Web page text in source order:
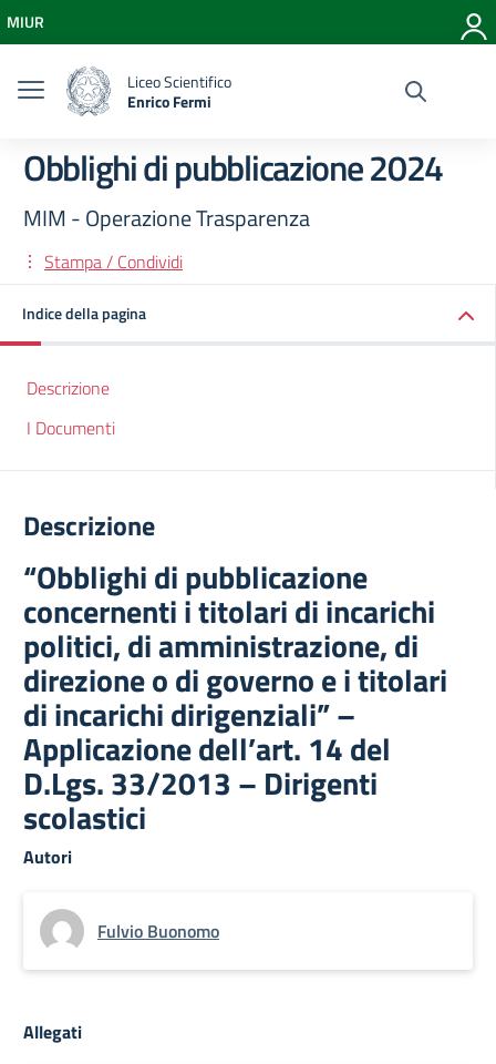
Vai al menu di navigazione
Vai al footer
MIUR
Liceo Scientifico
Enrico Fermi
Obblighi di pubblicazione 2024
MIM - Operazione Trasparenza
Stampa / Condividi
Indice della pagina
Descrizione
I Documenti
Descrizione
“Obblighi di pubblicazione
concernenti i titolari di incarichi
politici, di amministrazione, di
direzione o di governo e i titolari
di incarichi dirigenziali” –
Applicazione dell’art. 14 del
D.Lgs. 33/2013 – Dirigenti
scolastici
Autori
Fulvio Buonomo
Allegati